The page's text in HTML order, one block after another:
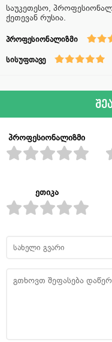
საუკეთესო,
ქეთევან რუსია.
პროფესიონალიზმი
სისუფთავე
პროფესიონალიზმი
ეთიკა